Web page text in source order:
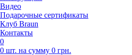
Видео
Подарочные сертификаты
Клуб Braun
Контакты
0
0 шт. на сумму 0 грн.